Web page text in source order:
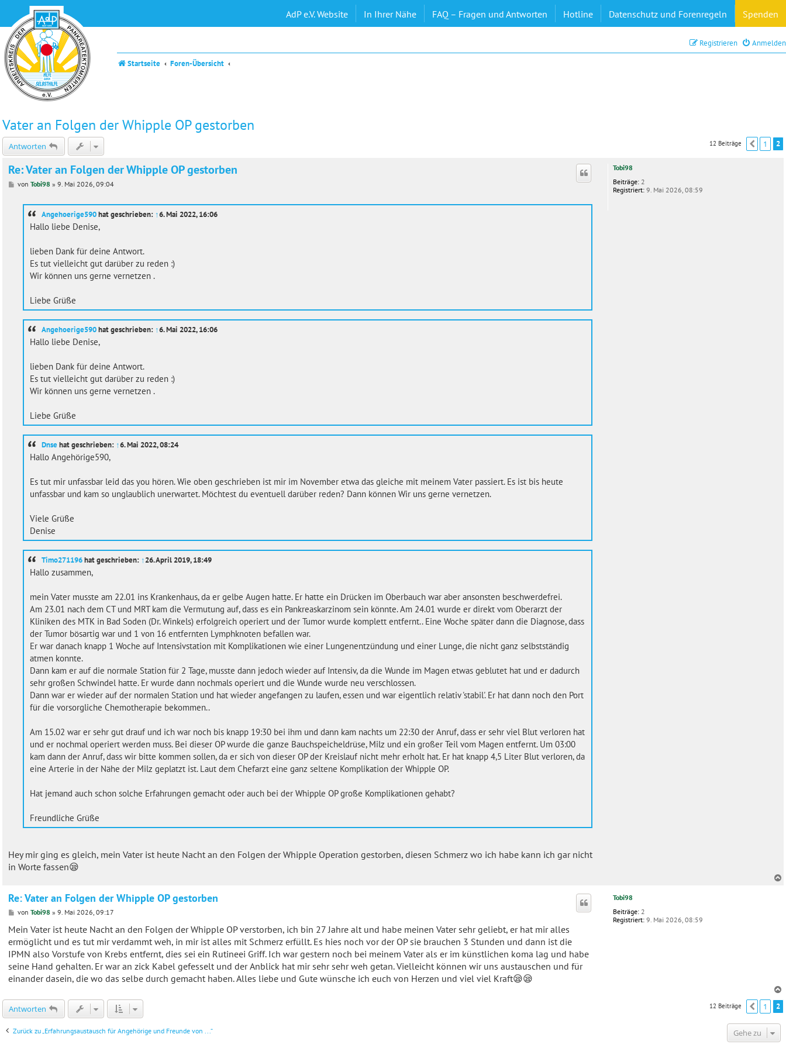
AdP e.V. Website In Ihrer Nähe FAQ – Fragen und Antworten Hotline Datenschutz und Forenregeln Spenden
Anmelden
Registrieren
Startseite Foren-Übersicht
Vater an Folgen der Whipple OP gestorben
Antworten 12 Beiträge 1 2
Tobi98
Beiträge: 2
Registriert: 9. Mai 2026, 08:59
Re: Vater an Folgen der Whipple OP gestorben
Bvon Tobi98 » 9. Mai 2026, 09:04
Angehoerige590hat geschrieben: ↑6. Mai 2022, 16:06
Hallo liebe Denise,
lieben Dank für deine Antwort.
Es tut vielleicht gut darüber zu reden :)
Wir können uns gerne vernetzen .
Liebe Grüße
Angehoerige590hat geschrieben: ↑6. Mai 2022, 16:06
Hallo liebe Denise,
lieben Dank für deine Antwort.
Es tut vielleicht gut darüber zu reden :)
Wir können uns gerne vernetzen .
Liebe Grüße
Dnsehat geschrieben: ↑6. Mai 2022, 08:24
Hallo Angehörige590,
Es tut mir unfassbar leid das you hören. Wie oben geschrieben ist mir im November etwa das gleiche mit meinem Vater passiert. Es ist bis heute
unfassbar und kam so unglaublich unerwartet. Möchtest du eventuell darüber reden? Dann können Wir uns gerne vernetzen.
Viele Grüße
Denise
Timo271196hat geschrieben: ↑26. April 2019, 18:49
Hallo zusammen,
mein Vater musste am 22.01 ins Krankenhaus, da er gelbe Augen hatte. Er hatte ein Drücken im Oberbauch war aber ansonsten beschwerdefrei.
Am 23.01 nach dem CT und MRT kam die Vermutung auf, dass es ein Pankreaskarzinom sein könnte. Am 24.01 wurde er direkt vom Oberarzt der
Kliniken des MTK in Bad Soden (Dr. Winkels) erfolgreich operiert und der Tumor wurde komplett entfernt.. Eine Woche später dann die Diagnose, dass
der Tumor bösartig war und 1 von 16 entfernten Lymphknoten befallen war.
Er war danach knapp 1 Woche auf Intensivstation mit Komplikationen wie einer Lungenentzündung und einer Lunge, die nicht ganz selbstständig
atmen konnte.
Dann kam er auf die normale Station für 2 Tage, musste dann jedoch wieder auf Intensiv, da die Wunde im Magen etwas geblutet hat und er dadurch
sehr großen Schwindel hatte. Er wurde dann nochmals operiert und die Wunde wurde neu verschlossen.
Dann war er wieder auf der normalen Station und hat wieder angefangen zu laufen, essen und war eigentlich relativ 'stabil'. Er hat dann noch den Port
für die vorsorgliche Chemotherapie bekommen..
Am 15.02 war er sehr gut drauf und ich war noch bis knapp 19:30 bei ihm und dann kam nachts um 22:30 der Anruf, dass er sehr viel Blut verloren hat
und er nochmal operiert werden muss. Bei dieser OP wurde die ganze Bauchspeicheldrüse, Milz und ein großer Teil vom Magen entfernt. Um 03:00
kam dann der Anruf, dass wir bitte kommen sollen, da er sich von dieser OP der Kreislauf nicht mehr erholt hat. Er hat knapp 4,5 Liter Blut verloren, da
eine Arterie in der Nähe der Milz geplatzt ist. Laut dem Chefarzt eine ganz seltene Komplikation der Whipple OP.
Hat jemand auch schon solche Erfahrungen gemacht oder auch bei der Whipple OP große Komplikationen gehabt?
Freundliche Grüße
Hey mir ging es gleich, mein Vater ist heute Nacht an den Folgen der Whipple Operation gestorben, diesen Schmerz wo ich habe kann ich gar nicht
in Worte fassen😪
Tobi98
Beiträge: 2
Registriert: 9. Mai 2026, 08:59
Re: Vater an Folgen der Whipple OP gestorben
B
i
t
r
a
g
von Tobi98 » 9. Mai 2026, 09:17
Mein Vater ist heute Nacht an den Folgen der Whipple OP verstorben, ich bin 27 Jahre alt und habe meinen Vater sehr geliebt, er hat mir alles
ermöglicht und es tut mir verdammt weh, in mir ist alles mit Schmerz erfüllt. Es hies noch vor der OP sie brauchen 3 Stunden und dann ist die
IPMN also Vorstufe von Krebs entfernt, dies sei ein Rutineei Griff. Ich war gestern noch bei meinem Vater als er im künstlichen koma lag und habe
seine Hand gehalten. Er war an zick Kabel gefesselt und der Anblick hat mir sehr sehr weh getan. Vielleicht können wir uns austauschen und für
einander dasein, die wo das selbe durch gemacht haben. Alles liebe und Gute wünsche ich euch von Herzen und viel viel Kraft😪😪
Antworten 12 Beiträge 1 2
Zurück zu „Erfahrungsaustausch für Angehörige und Freunde von ...“ Gehe zu